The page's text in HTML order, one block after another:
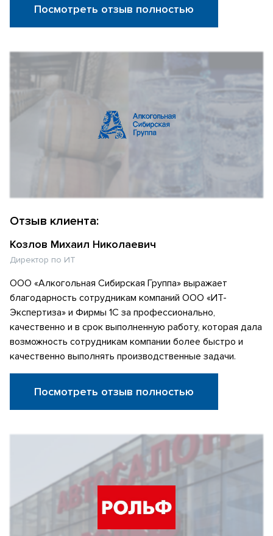
Посмотреть отзыв полностью
Отзыв клиента:
Козлов Михаил Николаевич
Директор по ИТ
ООО «Алкогольная Сибирская Группа» выражает
благодарность сотрудникам компаний ООО «ИТ-
Экспертиза» и Фирмы 1С за профессионально,
качественно и в срок выполненную работу, которая дала
возможность сотрудникам компании более быстро и
качественно выполнять производственные задачи.
Посмотреть отзыв полностью